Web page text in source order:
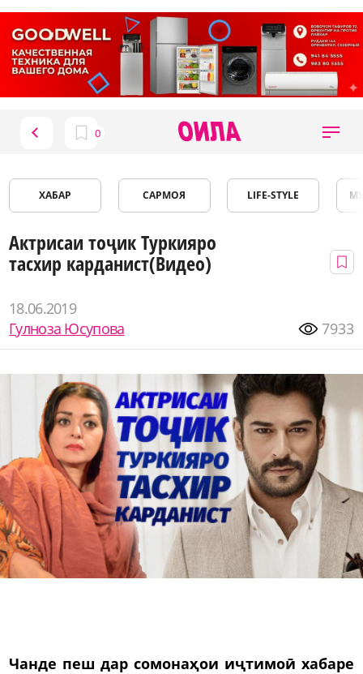
ХАБАР САРМОЯ LIFE-STYLE
Актрисаи тоҷик Туркияро
тасхир карданист(Видео)
18.06.2019
Гулноза Юсупова
7933
Чанде пеш дар сомонаҳои иҷтимоӣ хабаре